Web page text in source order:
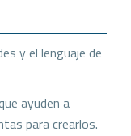
y el lenguaje de
ayuden a
para crearlos.